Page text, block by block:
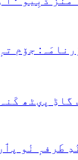
جۆم
گاڈِ پؠٹھ
طَرفہٕ نٔو